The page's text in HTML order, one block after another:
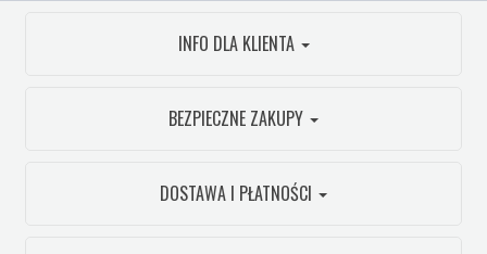
INFO DLA KLIENTA
BEZPIECZNE ZAKUPY
DOSTAWA I PŁATNOŚCI